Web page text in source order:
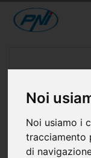
Noi
Noi usiamo i
tracciamento
di
Salta
al
contenuto
galleria
immagini